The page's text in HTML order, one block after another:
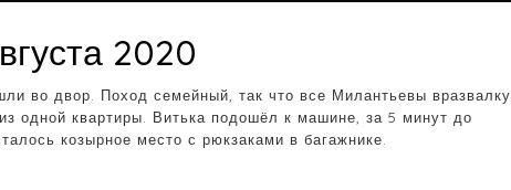
2020
во двор. Поход семейный, так что все Милантьевы вразвалку,
одной квартиры. Витька подошёл к машине, за 5 минут до
козырное место с рюкзаками в багажнике.